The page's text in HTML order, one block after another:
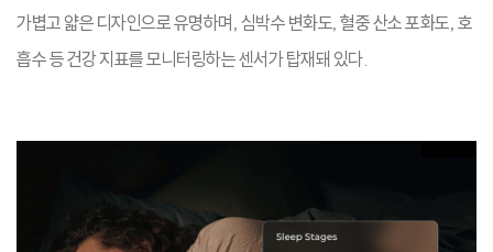
가볍고 얇은 디자인으로 유명하며, 심박수 변화도, 혈중 산소 포화도, 호
흡수 등 건강 지표를 모니터링하는 센서가 탑재돼 있다.